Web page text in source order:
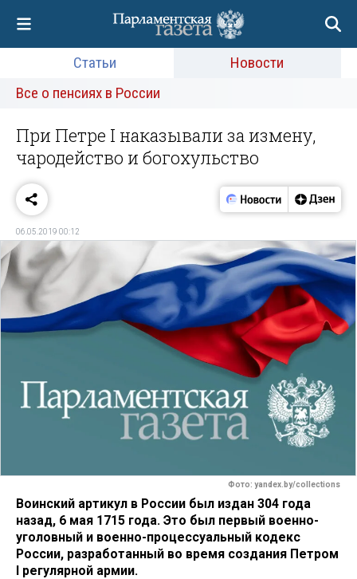
Статьи
Новости
Все о пенсиях в России
При Петре I наказывали за измену,
чародейство и богохульство
06.05.2019 00:12
Фото: yandex.by/collections
Воинский артикул в России был издан 304 года
назад, 6 мая 1715 года. Это был первый военно-
уголовный и военно-процессуальный кодекс
России, разработанный во время создания Петром
I регулярной армии.